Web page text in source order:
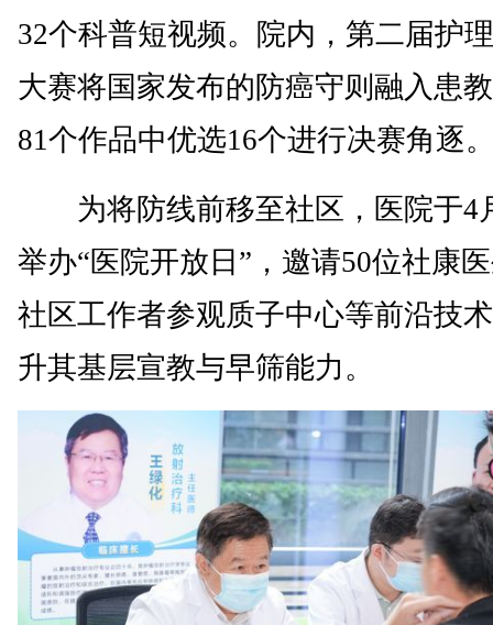
32个科普短视频。院内，第二届护
大赛将国家发布的防癌守则融入患
81个作品中优选16个进行决赛角逐
为将防线前移至社区，医院于4
举办“医院开放日”，邀请50位社康
社区工作者参观质子中心等前沿技
升其基层宣教与早筛能力。